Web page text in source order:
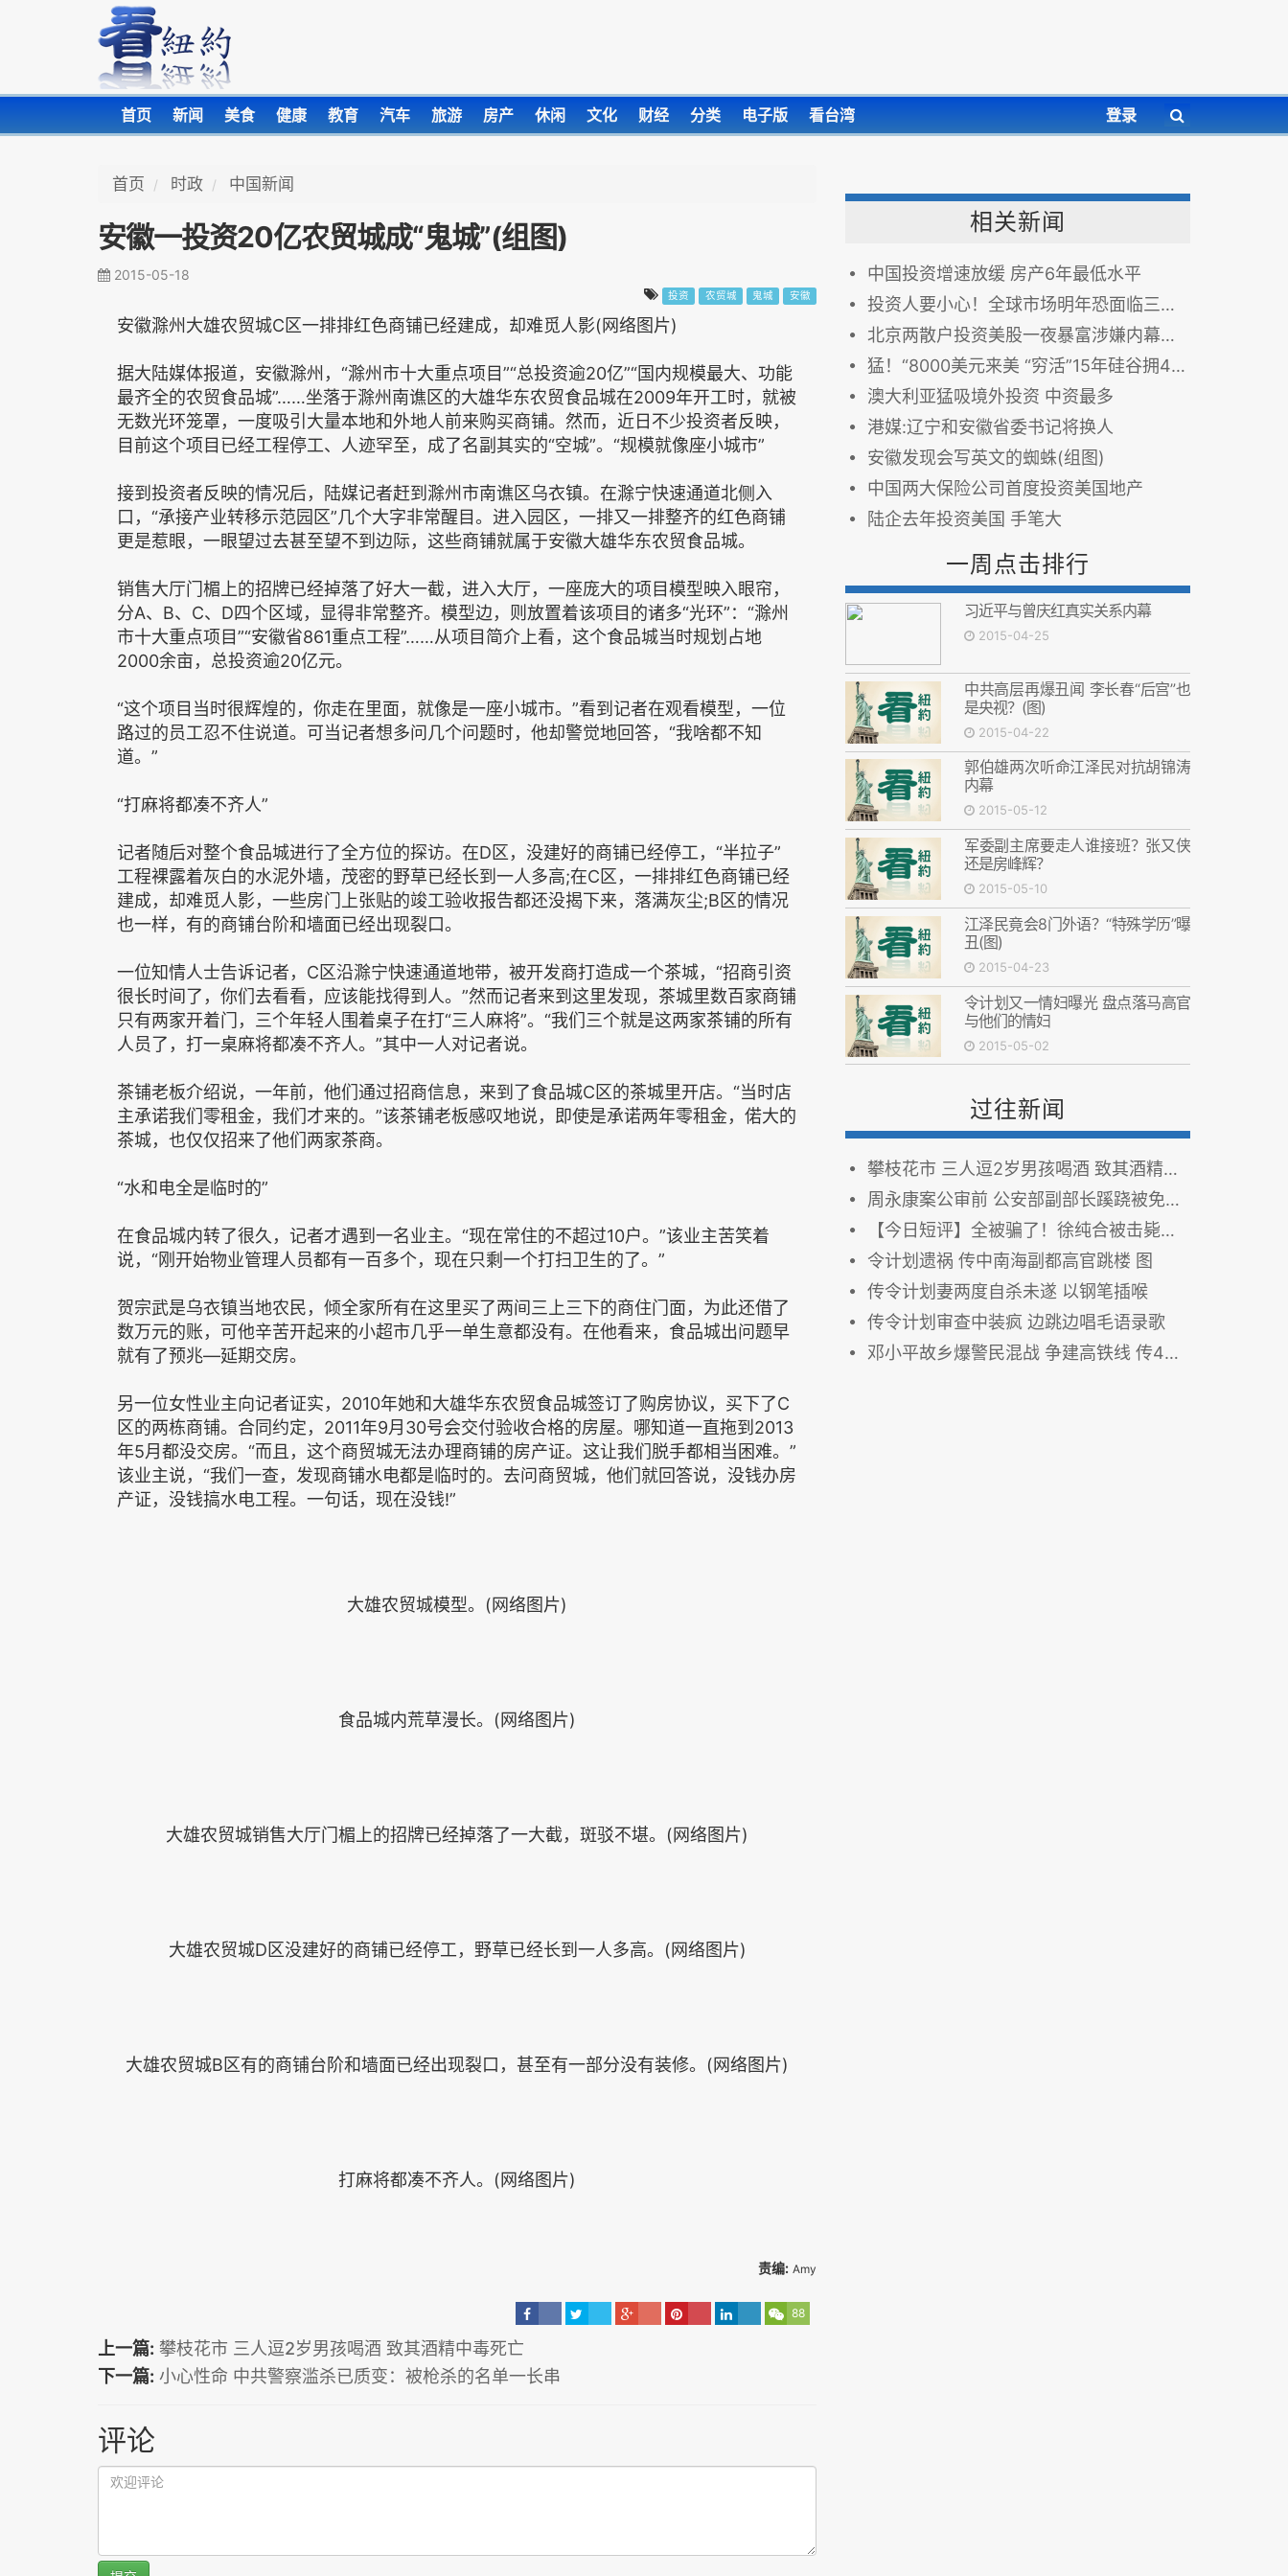
首页 新闻 美食 健康 教育 汽车 旅游 房产 休闲 文化 财经 分类 电子版 看台湾 登录
首页 时政 中国新闻
安徽一投资20亿农贸城成“鬼城”(组图)
2015-05-18
投资 农贸城 鬼城 安徽
安徽滁州大雄农贸城C区一排排红色商铺已经建成，却难觅人影(网络图片)
据大陆媒体报道，安徽滁州，“滁州市十大重点项目”“总投资逾20亿”“国内规模最大、功能
最齐全的农贸食品城”……坐落于滁州南谯区的大雄华东农贸食品城在2009年开工时，就被
无数光环笼罩，一度吸引大量本地和外地人前来购买商铺。然而，近日不少投资者反映，
目前这个项目已经工程停工、人迹罕至，成了名副其实的“空城”。“规模就像座小城市”
接到投资者反映的情况后，陆媒记者赶到滁州市南谯区乌衣镇。在滁宁快速通道北侧入
口，“承接产业转移示范园区”几个大字非常醒目。进入园区，一排又一排整齐的红色商铺
更是惹眼，一眼望过去甚至望不到边际，这些商铺就属于安徽大雄华东农贸食品城。
销售大厅门楣上的招牌已经掉落了好大一截，进入大厅，一座庞大的项目模型映入眼帘，
分A、B、C、D四个区域，显得非常整齐。模型边，则放置着该项目的诸多“光环”：“滁州
市十大重点项目”“安徽省861重点工程”……从项目简介上看，这个食品城当时规划占地
2000余亩，总投资逾20亿元。
“这个项目当时很辉煌的，你走在里面，就像是一座小城市。”看到记者在观看模型，一位
路过的员工忍不住说道。可当记者想多问几个问题时，他却警觉地回答，“我啥都不知
道。”
“打麻将都凑不齐人”
记者随后对整个食品城进行了全方位的探访。在D区，没建好的商铺已经停工，“半拉子”
工程裸露着灰白的水泥外墙，茂密的野草已经长到一人多高;在C区，一排排红色商铺已经
建成，却难觅人影，一些房门上张贴的竣工验收报告都还没揭下来，落满灰尘;B区的情况
也一样，有的商铺台阶和墙面已经出现裂口。
一位知情人士告诉记者，C区沿滁宁快速通道地带，被开发商打造成一个茶城，“招商引资
很长时间了，你们去看看，应该能找得到人。”然而记者来到这里发现，茶城里数百家商铺
只有两家开着门，三个年轻人围着桌子在打“三人麻将”。“我们三个就是这两家茶铺的所有
人员了，打一桌麻将都凑不齐人。”其中一人对记者说。
茶铺老板介绍说，一年前，他们通过招商信息，来到了食品城C区的茶城里开店。“当时店
主承诺我们零租金，我们才来的。”该茶铺老板感叹地说，即使是承诺两年零租金，偌大的
茶城，也仅仅招来了他们两家茶商。
“水和电全是临时的”
在食品城内转了很久，记者才遇到一名业主。“现在常住的不超过10户。”该业主苦笑着
说，“刚开始物业管理人员都有一百多个，现在只剩一个打扫卫生的了。”
贺宗武是乌衣镇当地农民，倾全家所有在这里买了两间三上三下的商住门面，为此还借了
数万元的账，可他辛苦开起来的小超市几乎一单生意都没有。在他看来，食品城出问题早
就有了预兆—延期交房。
另一位女性业主向记者证实，2010年她和大雄华东农贸食品城签订了购房协议，买下了C
区的两栋商铺。合同约定，2011年9月30号会交付验收合格的房屋。哪知道一直拖到2013
年5月都没交房。“而且，这个商贸城无法办理商铺的房产证。这让我们脱手都相当困难。”
该业主说，“我们一查，发现商铺水电都是临时的。去问商贸城，他们就回答说，没钱办房
产证，没钱搞水电工程。一句话，现在没钱!”
大雄农贸城模型。(网络图片)
食品城内荒草漫长。(网络图片)
大雄农贸城销售大厅门楣上的招牌已经掉落了一大截，斑驳不堪。(网络图片)
大雄农贸城D区没建好的商铺已经停工，野草已经长到一人多高。(网络图片)
大雄农贸城B区有的商铺台阶和墙面已经出现裂口，甚至有一部分没有装修。(网络图片)
打麻将都凑不齐人。(网络图片)
责编: Amy
88
上一篇: 攀枝花市 三人逗2岁男孩喝酒 致其酒精中毒死亡
下一篇: 小心性命 中共警察滥杀已质变：被枪杀的名单一长串
评论
相关新闻
中国投资增速放缓 房产6年最低水平
投资人要小心！全球市场明年恐面临三重恐慌
北京两散户投资美股一夜暴富涉嫌内幕交易(图)
猛！“8000美元来美 “穷活”15年硅谷拥4栋房
澳大利亚猛吸境外投资 中资最多
港媒:辽宁和安徽省委书记将换人
安徽发现会写英文的蜘蛛(组图)
中国两大保险公司首度投资美国地产
陆企去年投资美国 手笔大
一周点击排行
习近平与曾庆红真实关系内幕
2015-04-25
中共高层再爆丑闻 李长春“后宫”也
是央视？(图)
2015-04-22
郭伯雄两次听命江泽民对抗胡锦涛
内幕
2015-05-12
军委副主席要走人谁接班？张又侠
还是房峰辉？
2015-05-10
江泽民竟会8门外语？“特殊学历”曝
丑(图)
2015-04-23
令计划又一情妇曝光 盘点落马高官
与他们的情妇
2015-05-02
过往新闻
攀枝花市 三人逗2岁男孩喝酒 致其酒精中毒死亡
周永康案公审前 公安部副部长蹊跷被免(图)
【今日短评】全被骗了！徐纯合被击毙视频的背后
令计划遗祸 传中南海副都高官跳楼 图
传令计划妻两度自杀未遂 以钢笔插喉
传令计划审查中装疯 边跳边唱毛语录歌
邓小平故乡爆警民混战 争建高铁线 传4死百伤